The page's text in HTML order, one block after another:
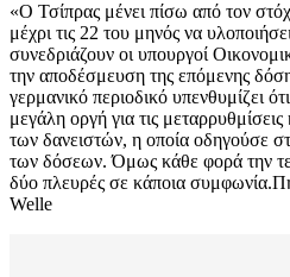
«Ο Τσίπρας μένει πίσω από τον
μέχρι τις 22 του μηνός να
συνεδριάζουν οι υπουργοί
την αποδέσμευση της επόμενης
γερμανικό περιοδικό υπενθυμίζει
μεγάλη οργή για τις
των δανειστών, η οποία οδηγούσε
των δόσεων. Όμως κάθε φορά την
δύο πλευρές σε κάποια
Welle